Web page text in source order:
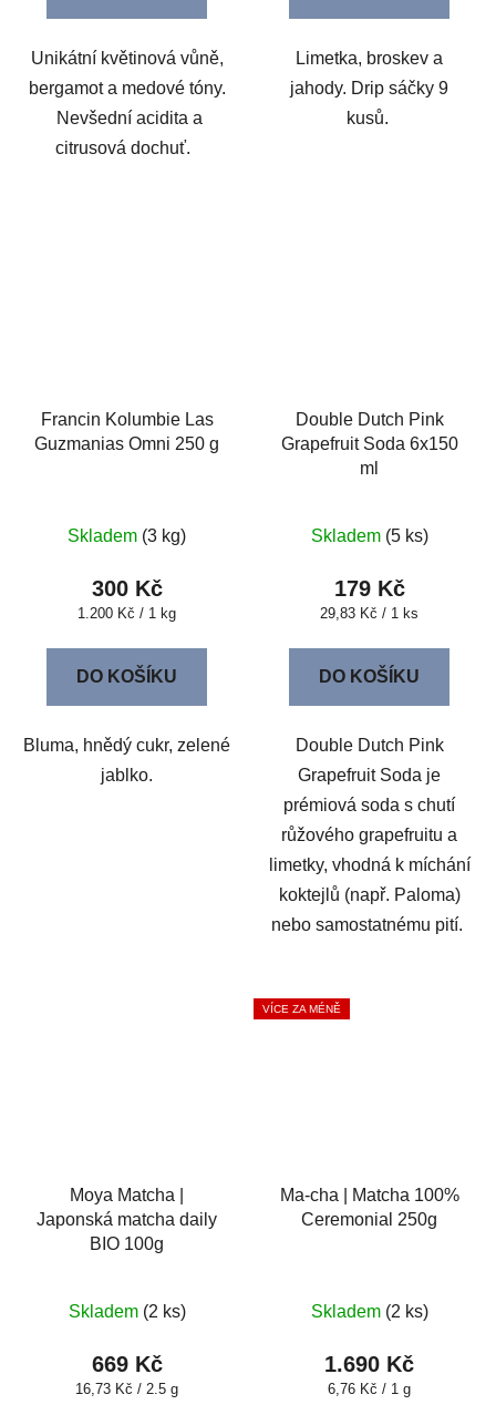
Unikátní květinová vůně,
bergamot a medové tóny.
Nevšední acidita a
citrusová dochuť.
Limetka, broskev a
jahody. Drip sáčky 9
kusů.
Francin Kolumbie Las
Guzmanias Omni 250 g
Skladem (3 kg)
300 Kč
Měrná
1.200 Kč / 1 kg
DO KOŠÍKU
Bluma, hnědý cukr, zelené
jablko.
Double Dutch Pink
Grapefruit Soda 6x150
ml
Skladem (5 ks)
179 Kč
Měrná
29,83 Kč / 1 ks
DO KOŠÍKU
Double Dutch Pink
Grapefruit Soda je
prémiová soda s chutí
růžového grapefruitu a
limetky, vhodná k míchání
koktejlů (např. Paloma)
nebo samostatnému pití.
Moya Matcha |
Japonská matcha daily
BIO 100g
Skladem (2 ks)
669 Kč
Měrná
16,73 Kč / 2.5 g
VÍCE ZA MÉNĚ
Ma-cha | Matcha 100%
Ceremonial 250g
Skladem (2 ks)
1.690 Kč
Měrná
6,76 Kč / 1 g